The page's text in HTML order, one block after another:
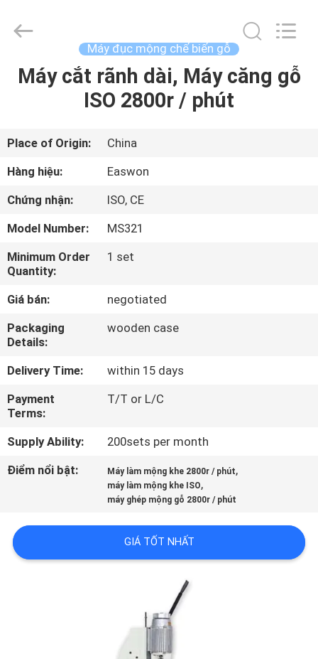
TRANG
CÁC
SẢN
PHẨM
VỀ
CHÚNG
THAM
NHÀ
MÁY
KIỂM
SOÁT
LƯỢNG
LIÊN
Import
Máy đục mộng chế biến gỗ
Máy cắt rãnh dài, Máy căng gỗ
ISO 2800r / phút
Place of Origin:
China
Hàng hiệu:
Easwon
Chứng nhận:
ISO, CE
Model Number:
MS321
Minimum Order
Quantity:
1 set
Giá bán:
negotiated
Packaging
Details:
wooden case
Delivery Time:
within 15 days
Payment
Terms:
T/T or L/C
Supply Ability:
200sets per month
Điểm nổi bật:
Máy làm mộng khe 2800r / phút,
máy làm mộng khe ISO,
máy ghép mộng gỗ 2800r / phút
GIÁ TỐT NHẤT